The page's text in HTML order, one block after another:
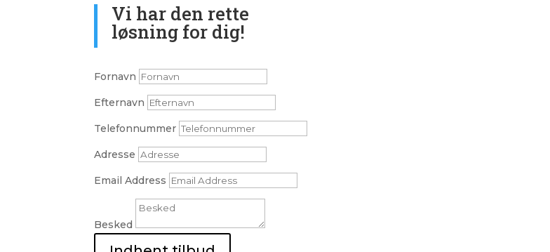
Vi har den rette
løsning for dig!
Fornavn
Efternavn
Telefonnummer
Adresse
Email Address
Besked